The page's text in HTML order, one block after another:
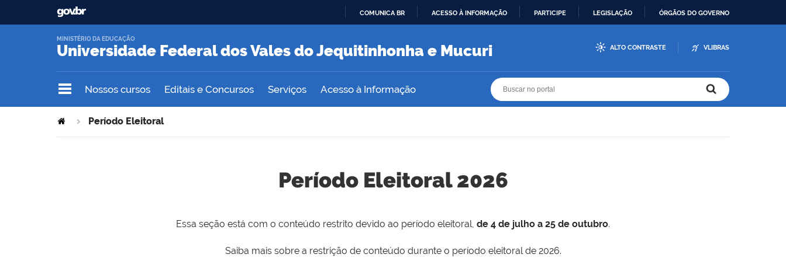
O
COMUNICA BR ACESSO À INFORMAÇÃO PARTICIPE LEGISLAÇÃO ÓRGÃOS DO GOVERNO
Universidade Federal dos Vales do Jequitinhonha e Mucuri
MINISTÉRIO DA EDUCAÇÃO
ALTO CONTRASTE VLIBRAS
Nossos cursos Editais e Concursos Serviços Acesso à Informação
Período Eleitoral
Período Eleitoral 2026
Essa seção está com o conteúdo restrito devido ao período eleitoral, de 4 de julho a 25 de outubro.
Saiba mais sobre a restrição de conteúdo durante o período eleitoral de 2026.